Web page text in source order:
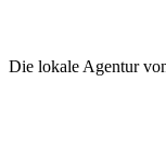
Die lokale Agentur